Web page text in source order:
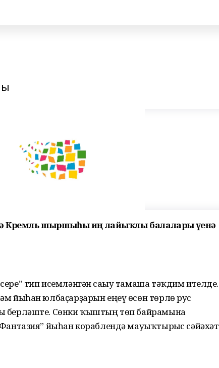
Кремль шыршыһы иң лайыҡлы балаларҙы үҙенә
тип исемләнгән сағыу тамаша тәҡдим ителде.
йыһан юлбаҫарҙарын еңеү өсөн төрлө рус
берләште. Сөнки ҡыштың төп байрамына
йыһан кораблендә мауыҡтырғыс сәйәхәт